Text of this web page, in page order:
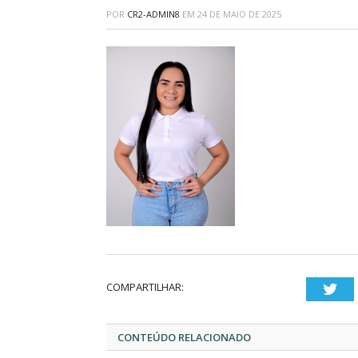
POR CR2-ADMIN8 EM 24 DE MAIO DE 2025
COMPARTILHAR:
CONTEÚDO RELACIONADO